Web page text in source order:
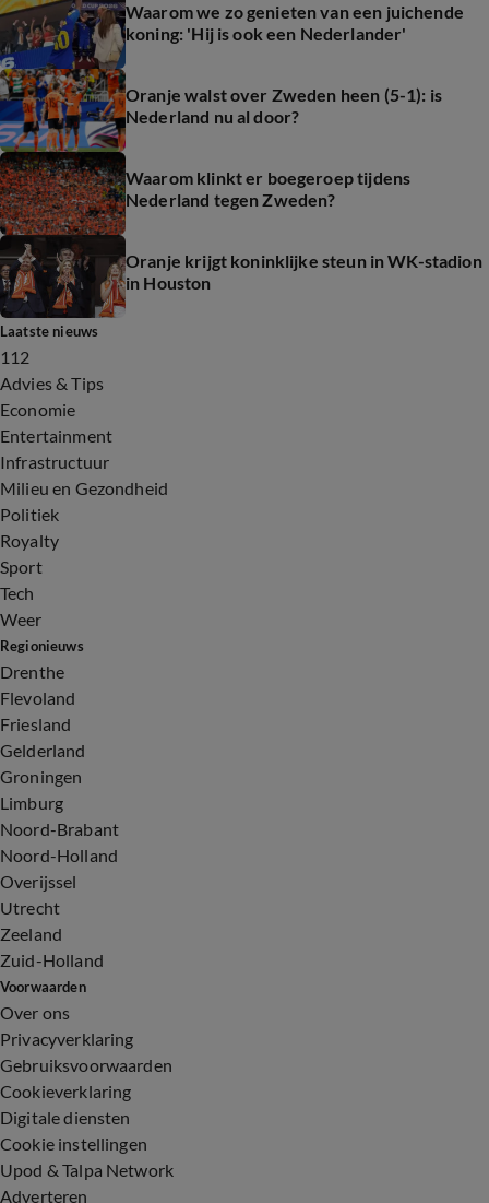
Waarom we zo genieten van een juichende
koning: 'Hij is ook een Nederlander'
Oranje walst over Zweden heen (5-1): is
Nederland nu al door?
Waarom klinkt er boegeroep tijdens
Nederland tegen Zweden?
Oranje krijgt koninklijke steun in WK-stadion
in Houston
Laatste nieuws
112
Advies & Tips
Economie
Entertainment
Infrastructuur
Milieu en Gezondheid
Politiek
Royalty
Sport
Tech
Weer
Regionieuws
Drenthe
Flevoland
Friesland
Gelderland
Groningen
Limburg
Noord-Brabant
Noord-Holland
Overijssel
Utrecht
Zeeland
Zuid-Holland
Voorwaarden
Over ons
Privacyverklaring
Gebruiksvoorwaarden
Cookieverklaring
Digitale diensten
Cookie instellingen
Upod & Talpa Network
Adverteren